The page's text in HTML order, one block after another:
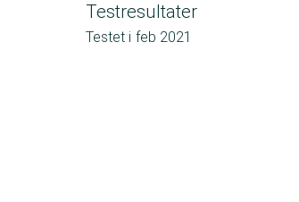
Testresultater
Testet i feb 2021